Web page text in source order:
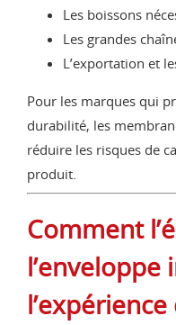
Les boissons
Les grandes
L’exportation et
Pour les marques qui
durabilité, les
réduire les risques de
produit.
Comment
l’enveloppe